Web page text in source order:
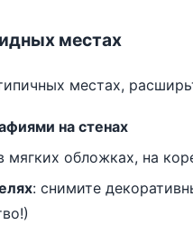
местах
местах,
на стенах
мягких обложках, на
: снимите